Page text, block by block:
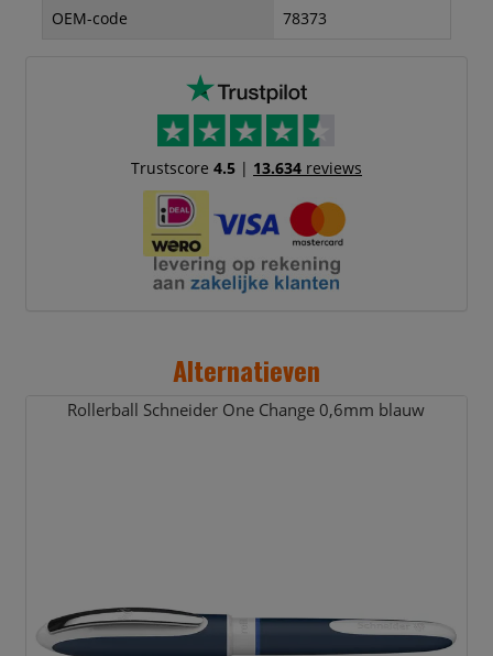
OEM-code
78373
Trustscore 4.5| 13.634reviews
Alternatieven
Rollerball Schneider One Change 0,6mm blauw